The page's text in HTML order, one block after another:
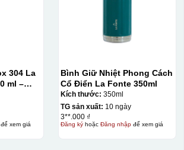
khi được dán xong (chưa nung)
304 La
xem giá
Bình Giữ Nhiệt Phong Cách
Cổ Điển La Fonte 350ml
Kích thước: 350ml
TG sản xuất: 10 ngày
3**.000 ₫
Đăng kýhoặc Đăng nhậpđể xem giá